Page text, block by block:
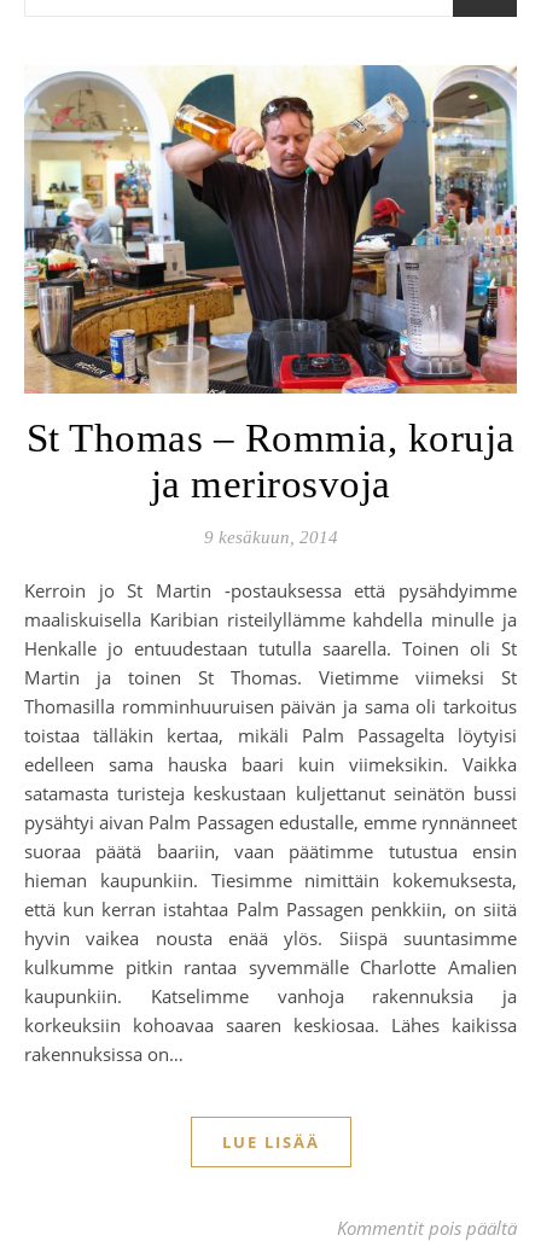
St Thomas – Rommia, koruja
ja merirosvoja
9 kesäkuun, 2014
Kerroin jo St Martin -postauksessa että pysähdyimme
maaliskuisella Karibian risteilyllämme kahdella minulle ja
Henkalle jo entuudestaan tutulla saarella. Toinen oli St
Martin ja toinen St Thomas. Vietimme viimeksi St
Thomasilla romminhuuruisen päivän ja sama oli tarkoitus
toistaa tälläkin kertaa, mikäli Palm Passagelta löytyisi
edelleen sama hauska baari kuin viimeksikin. Vaikka
satamasta turisteja keskustaan kuljettanut seinätön bussi
pysähtyi aivan Palm Passagen edustalle, emme rynnänneet
suoraa päätä baariin, vaan päätimme tutustua ensin
hieman kaupunkiin. Tiesimme nimittäin kokemuksesta,
että kun kerran istahtaa Palm Passagen penkkiin, on siitä
hyvin vaikea nousta enää ylös. Siispä suuntasimme
kulkumme pitkin rantaa syvemmälle Charlotte Amalien
kaupunkiin. Katselimme vanhoja rakennuksia ja
korkeuksiin kohoavaa saaren keskiosaa. Lähes kaikissa
rakennuksissa on…
LUE LISÄÄ
Kommentit pois päältä